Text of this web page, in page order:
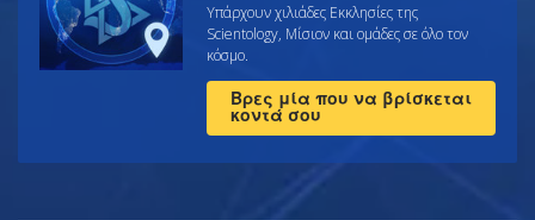
Υπάρχουν χιλιάδες Εκκλησίες της
Scientology, Μίσιον και ομάδες σε όλο τον
κόσμο.
Βρες μία που να βρίσκεται
κοντά σου